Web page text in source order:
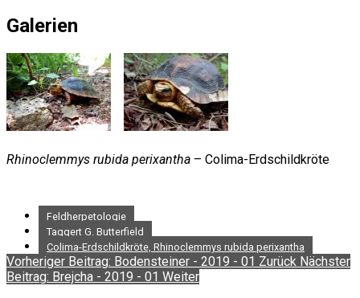
Galerien
Rhinoclemmys rubida perixantha – Colima-Erdschildkröte
Feldherpetologie
Taggert G. Butterfield
Colima-Erdschildkröte, Rhinoclemmys rubida perixantha
Vorheriger Beitrag: Bodensteiner - 2019 - 01 Zurück Nächster
Beitrag: Brejcha - 2019 - 01 Weiter